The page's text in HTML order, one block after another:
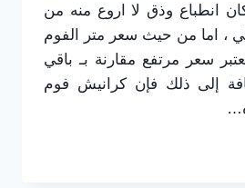
انطباع وذق لا اروع منه من
، اما من حيث سعر متر الفوم
سعر مرتفع مقارنة بـ باقي
إلى ذلك فإن كرانيش فوم